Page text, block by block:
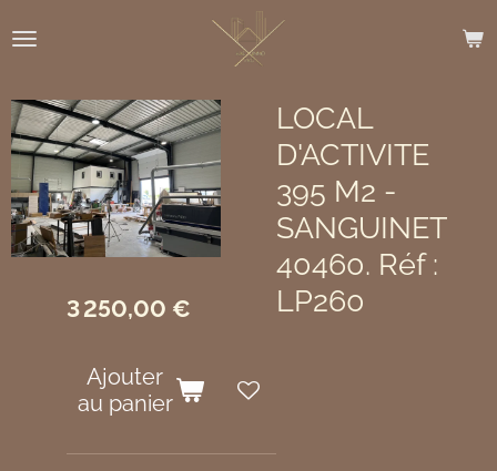
au
principal
LOCAL
D'ACTIVITE
395 M2 -
SANGUINET
40460. Réf :
LP260
3 250,00 €
Ajouter
au panier